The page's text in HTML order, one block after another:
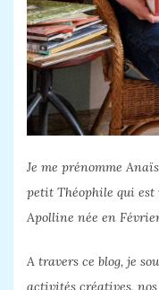
Je me prénomme
petit Théophile qui est
Apolline née en
A travers ce blog, je
activités créatives,